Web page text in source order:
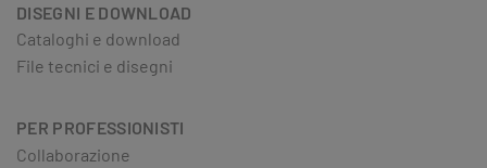
DISEGNI E DOWNLOAD
Cataloghi e download
File tecnici e disegni
PER PROFESSIONISTI
Collaborazione